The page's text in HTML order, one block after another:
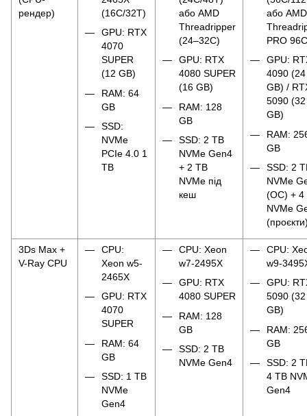
рендер)
(16C/32T)
GPU: RTX
4070
SUPER
(12 GB)
RAM: 64
GB
SSD:
NVMe
PCIe 4.0 1
TB
або AMD
Threadripper
(24–32C)
GPU: RTX
4080 SUPER
(16 GB)
RAM: 128
GB
SSD: 2 TB
NVMe Gen4
+ 2 TB
NVMe під
кеш
або AMD
PRO
GPU:
4090 (24
GB) /
5090 (32
GB)
RAM:
GB
SSD: 2
NVMe
(ОС) + 4
NVMe
3Ds Max +
V-Ray CPU
CPU:
Xeon w5-
2465X
GPU: RTX
4070
SUPER
RAM: 64
GB
SSD: 1 TB
NVMe
Gen4
CPU: Xeon
w7-2495X
GPU: RTX
4080 SUPER
RAM: 128
GB
SSD: 2 TB
NVMe Gen4
CPU:
w9-
GPU:
5090 (32
GB)
RAM:
GB
SSD: 2
4 TB
Gen4